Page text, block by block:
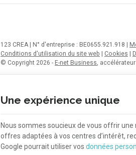
123 CREA | N° d'entreprise : BE0655.921.918 |
Conditions d'utilisation du site web
Cookies
© Copyright 2026 - E-net Business,
Une expérience unique
Nous sommes soucieux de vous offrir
offres adaptées à vos centres d’intérêt,
Google pourrait utiliser vos données